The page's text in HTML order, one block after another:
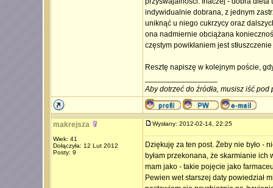
indywidualnie dobrana, z jednym
uniknąć u niego cukrzycy oraz
ona nadmiernie obciążana
częstym powikłaniem jest
Resztę napiszę w kolejnym poście,
Aby dotrzeć do źródła, musisz iść pod
makrejsza
Wiek: 41
Dołączyła: 12 Lut 2012
Posty: 9
Wysłany: 2012-02-14, 22:25
Dziękuję za ten post. Żeby nie było -
byłam przekonana, że skarmianie
mam jako - takie pojęcie jako
Pewien wet starszej daty powiedział